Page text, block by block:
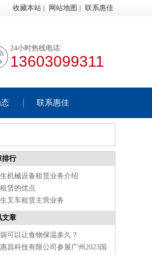
收藏本站 网站地图 联系惠佳
24小时热线电话:
13603099311
联系惠佳
排行
机械设备租赁业务介绍
赁的优点
叉车租赁主营业务
文章
可以让食物保温多久？
昌科技有限公司参展广州2023国